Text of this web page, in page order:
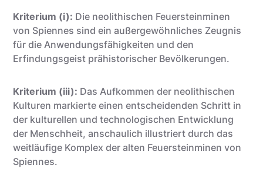
Kriterium (i): Die neolithischen Feuersteinminen
von Spiennes sind ein außergewöhnliches Zeugnis
für die Anwendungsfähigkeiten und den
Erfindungsgeist prähistorischer Bevölkerungen.
Kriterium (iii): Das Aufkommen der neolithischen
Kulturen markierte einen entscheidenden Schritt in
der kulturellen und technologischen Entwicklung
der Menschheit, anschaulich illustriert durch das
weitläufige Komplex der alten Feuersteinminen von
Spiennes.